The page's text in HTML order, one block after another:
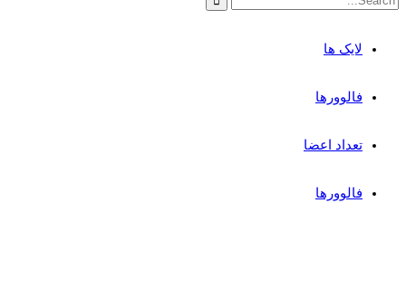
لایک ها
فالوورها
تعداد اعضا
فالوورها